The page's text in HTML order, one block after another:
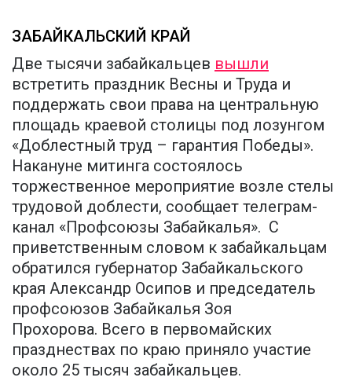
ЗАБАЙКАЛЬСКИЙ КРАЙ
Две тысячи забайкальцев вышли
встретить праздник Весны и Труда и
поддержать свои права на центральную
площадь краевой столицы под лозунгом
«Доблестный труд – гарантия Победы».
Накануне митинга состоялось
торжественное мероприятие возле стелы
трудовой доблести, сообщает телеграм-
канал «Профсоюзы Забайкалья». С
приветственным словом к забайкальцам
обратился губернатор Забайкальского
края Александр Осипов и председатель
профсоюзов Забайкалья Зоя
Прохорова. Всего в первомайских
празднествах по краю приняло участие
около 25 тысяч забайкальцев.